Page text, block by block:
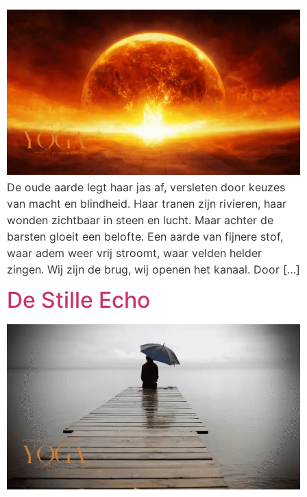
De oude aarde legt haar jas af, versleten door keuzes
van macht en blindheid. Haar tranen zijn rivieren, haar
wonden zichtbaar in steen en lucht. Maar achter de
barsten gloeit een belofte. Een aarde van fijnere stof,
waar adem weer vrij stroomt, waar velden helder
zingen. Wij zijn de brug, wij openen het kanaal. Door […]
De Stille Echo